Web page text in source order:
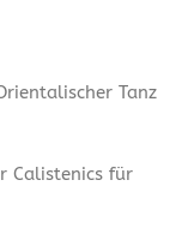
Tanz
Calistenics für